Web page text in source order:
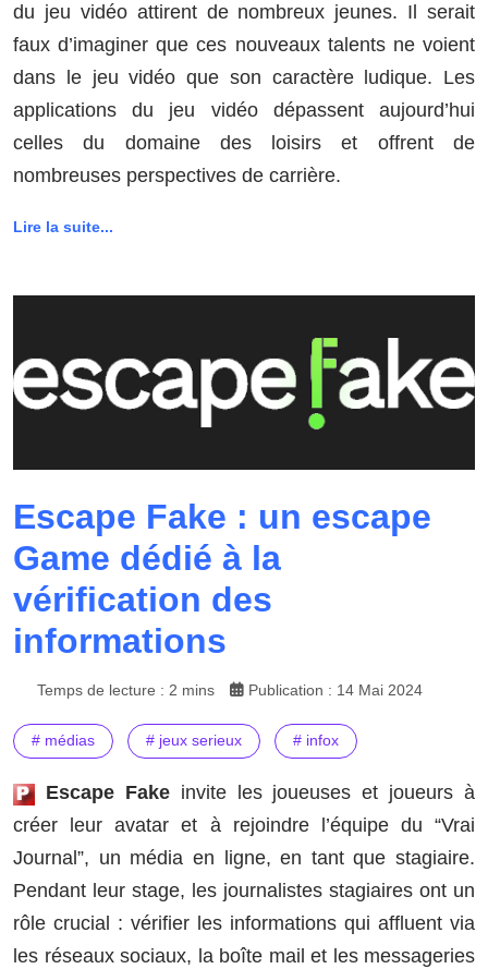
du jeu vidéo attirent de nombreux jeunes. Il serait
faux d’imaginer que ces nouveaux talents ne voient
dans le jeu vidéo que son caractère ludique. Les
applications du jeu vidéo dépassent aujourd’hui
celles du domaine des loisirs et offrent de
nombreuses perspectives de carrière.
Lire la suite...
Escape Fake : un escape
Game dédié à la
vérification des
informations
Temps de lecture : 2 mins Publication : 14 Mai 2024
# médias # jeux serieux # infox
Escape Fakeinvite les joueuses et joueurs à
créer leur avatar et à rejoindre l’équipe du “Vrai
Journal”, un média en ligne, en tant que stagiaire.
Pendant leur stage, les journalistes stagiaires ont un
rôle crucial : vérifier les informations qui affluent via
les réseaux sociaux, la boîte mail et les messageries